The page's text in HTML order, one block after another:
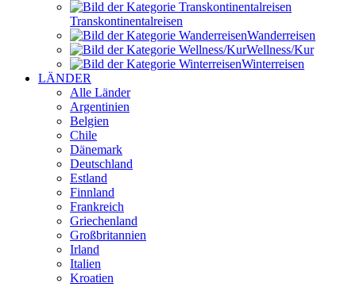
Transkontinental­reisen
Wander­reisen
Wellness/Kur
Winter­reisen
LÄNDER
Alle Länder
Argentinien
Belgien
Chile
Dänemark
Deutschland
Estland
Finnland
Frankreich
Griechenland
Großbritannien
Irland
Italien
Kroatien